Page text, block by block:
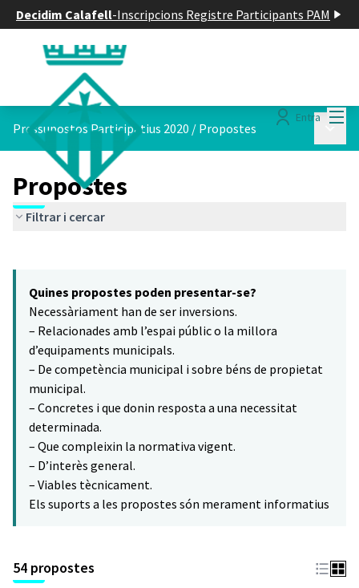
Decidim Calafell-Inscripcions Registre Participants PAM
Entra
Pressupostos Participatius 2020 / Propostes
Propostes
Filtrar i cercar
−
Quines propostes poden presentar-se?
Necessàriament han de ser inversions.
– Relacionades amb l’espai públic o la millora
d’equipaments municipals.
– De competència municipal i sobre béns de propietat
municipal.
– Concretes i que donin resposta a una necessitat
determinada.
– Que compleixin la normativa vigent.
– D’interès general.
– Viables tècnicament.
Els suports a les propostes són merament informatius
54 propostes